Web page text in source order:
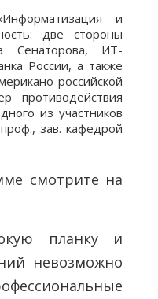
и
две стороны
Сенаторова, ИТ-
России, а также
российской
противодействия
из участников
зав. кафедрой
смотрите на
планку и
невозможно